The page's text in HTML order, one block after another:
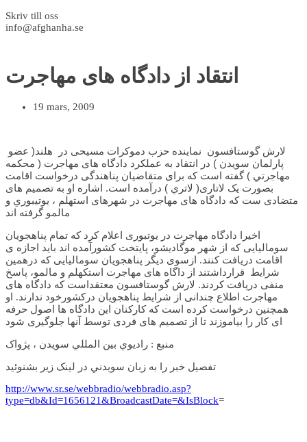
Skriv till oss
info@afghanha.se
انتقاد از دادگاه های مهاجرت
19 mars, 2009
پارلمان سويدن ) در انتقاد به عملکرد دادگاه های مهاجرت ( محکمه
مهاجرتي ) گفته است که برای متقاضیان پناهندگی درخواست اقامت
بصورت یک لاتاری( لاتري ) درآمده است. اشاره او به تصمیم های
متضادی ست که دادگاه های مهاجرت در شهرهای استهلم ، يوتيبوري و
مالمو گرفته اند
اخیرا دادگاه مهاجرت در یوتبوری اعلام کرد که تمام پناهجویان
سومالیایی که از شهر موگادیشو، پایتخت کشورآمده اند باید اجازه ی
اقامت دریافت کنند. ازسوی دیگر پناهجویان سومالیایی که درهمین
شرایط قرارداشتند از داگاه های مهاجرت استکهلم و مالمو، پاسخ
منفی دریافت کردند. لارش گوستافسون معتقداست که دادگاه های
مهاجرت اطلاع چندانی از شرایط پناهجویان درکشورخود ندارند. او
همچنین درخواست کرده است که کارکنان این دادگاه ها اصول حرفه
ای کار را بیاموزند تا از تصمیم های فردی توسط آنها جلوگیری شود
منبع : راديوي بين المللي سويدن ، پژواک
تفصيل خبر را به زبان سويدني در لينک زير بشنوئيد
http://www.sr.se/webbradio/webbradio.asp?
type=db&Id=1656121&BroadcastDate=&IsBlock=